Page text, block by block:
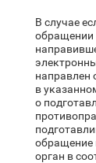
В случае
обращении
направлен
в
о
обращение
орган в